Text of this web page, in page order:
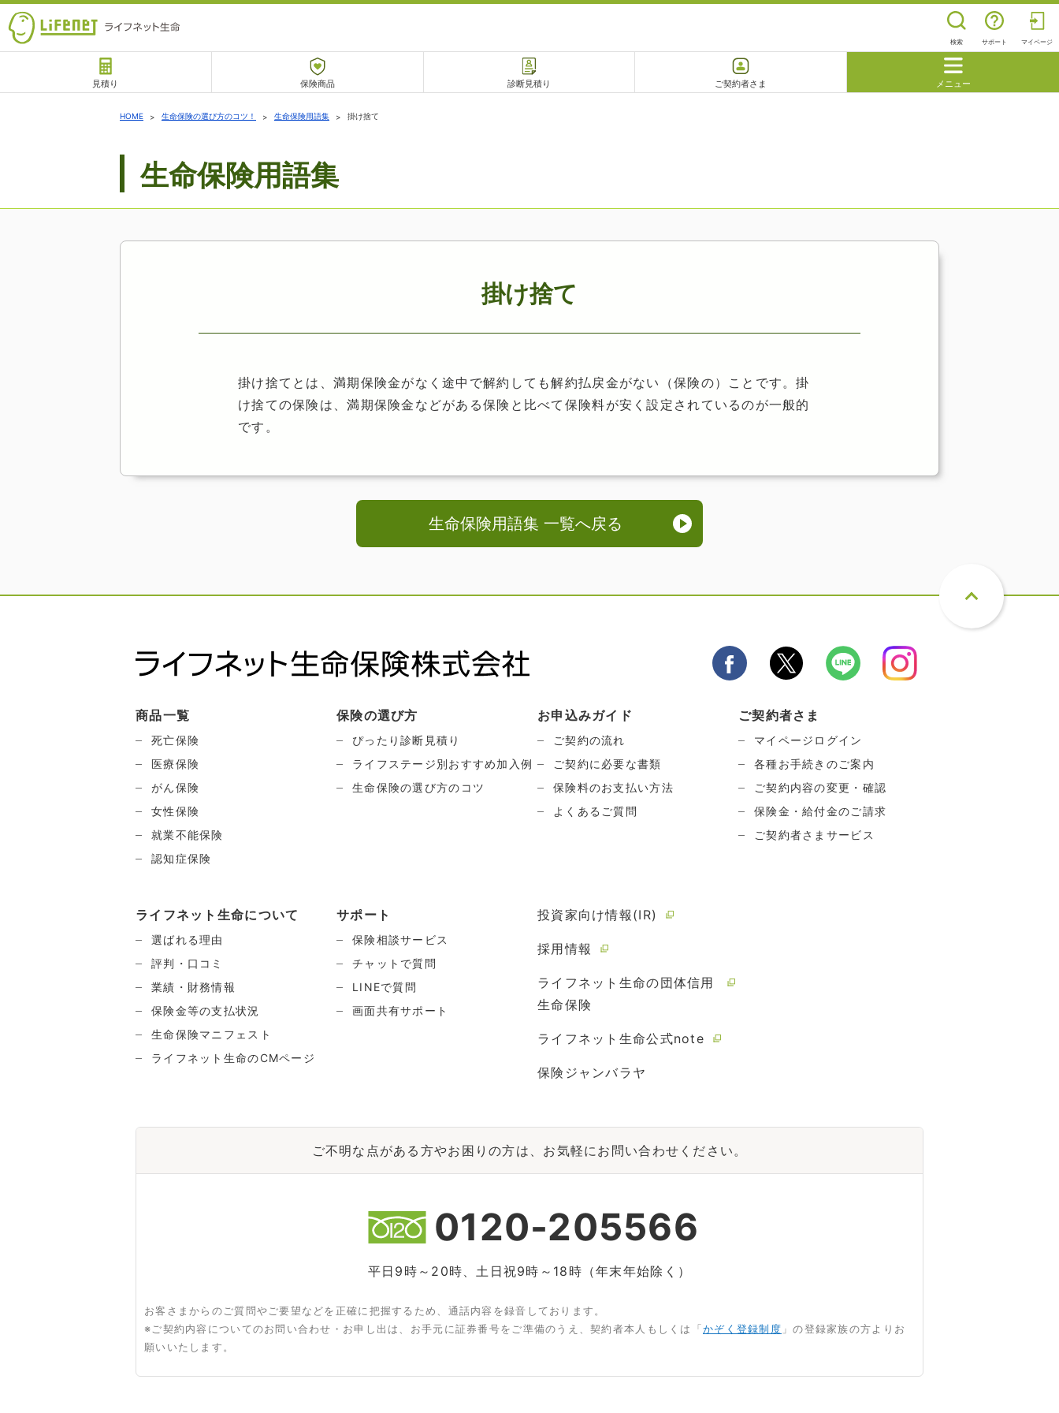
検索 サポート マイページ
見積り 保険商品 診断見積り ご契約者さま メニュー
チャットサポート
HOME 生命保険の選び方のコツ！ 生命保険用語集 掛け捨て
生命保険用語集
掛け捨て
掛け捨てとは、満期保険金がなく途中で解約しても解約払戻金がない（保険の）ことです。掛
け捨ての保険は、満期保険金などがある保険と比べて保険料が安く設定されているのが一般的
です。
生命保険用語集 一覧へ戻る
商品一覧
死亡保険
医療保険
がん保険
女性保険
就業不能保険
認知症保険
保険の選び方
ぴったり診断見積り
ライフステージ別おすすめ加入例
生命保険の選び方のコツ
お申込みガイド
ご契約の流れ
ご契約に必要な書類
保険料のお支払い方法
よくあるご質問
ご契約者さま
マイページログイン
各種お手続きのご案内
ご契約内容の変更・確認
保険金・給付金のご請求
ご契約者さまサービス
ライフネット生命について
選ばれる理由
評判・口コミ
業績・財務情報
保険金等の支払状況
生命保険マニフェスト
ライフネット生命のCMページ
サポート
保険相談サービス
チャットで質問
LINEで質問
画面共有サポート
投資家向け情報(IR)
採用情報
ライフネット生命の団体信用
生命保険
ライフネット生命公式note
保険ジャンバラヤ
ご不明な点がある方やお困りの方は、お気軽にお問い合わせください。
0120-205566
平日9時～20時、土日祝9時～18時（年末年始除く）
お客さまからのご質問やご要望などを正確に把握するため、通話内容を録音しております。
※ご契約内容についてのお問い合わせ・お申し出は、お手元に証券番号をご準備のうえ、契約者本人もしくは「かぞく登録制度 」の登録家族の方よりお
願いいたします。